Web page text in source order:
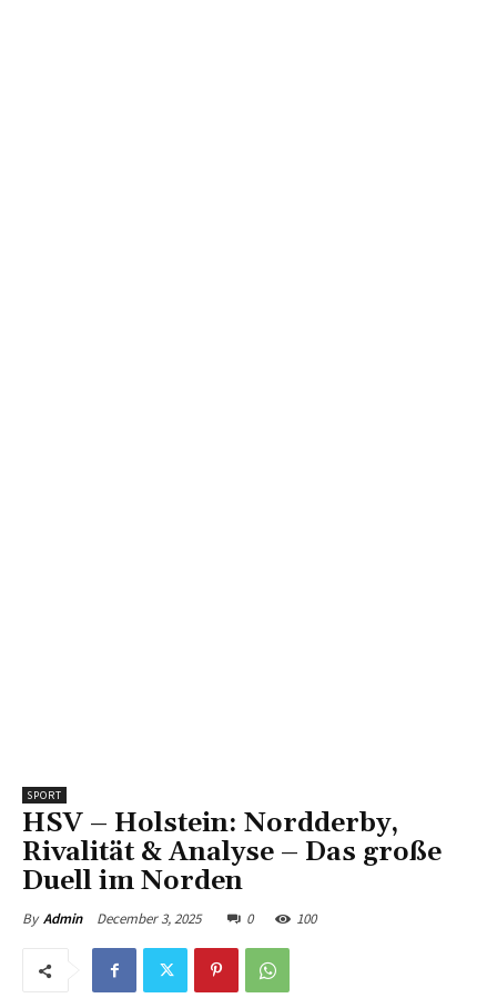
SPORT
HSV – Holstein: Nordderby,
Rivalität & Analyse – Das große
Duell im Norden
By Admin December 3, 2025 0 100